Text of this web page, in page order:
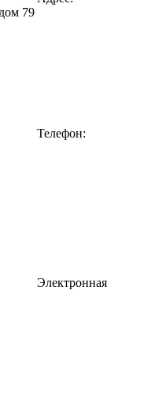
79
Телефон:
Электронная